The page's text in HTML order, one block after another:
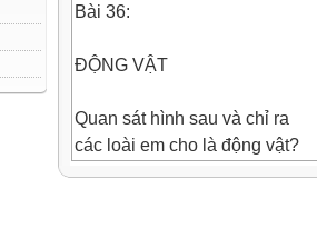
Bài 36:
ĐỘNG VẬT
Quan sát hình sau và chỉ ra
các loài em cho là động vật?